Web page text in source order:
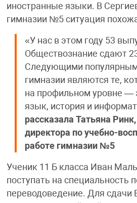
иностранные языки. В
гимназии №5 ситуация
«У нас в этом году 53
Обществознание сдают
Следующими
гимназии являются те,
на профильном уровне —
язык, история и
рассказала Татьяна
директора по учебно-
работе гимназии №5
Ученик 11 Б класса Иван
поступать на специальность
переводоведение. Для сдачи